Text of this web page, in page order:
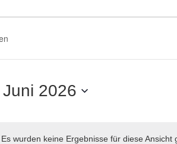
Es wurden keine Ergebnisse für diese
Juni 2026